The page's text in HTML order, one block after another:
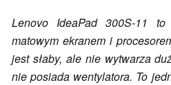
Lenovo IdeaPad 300S-11
matowym ekranem i
jest słaby, ale nie wytwarza
nie posiada wentylatora. To